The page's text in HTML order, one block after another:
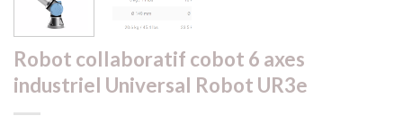
Robot collaboratif cobot 6 axes
industriel Universal Robot UR3e